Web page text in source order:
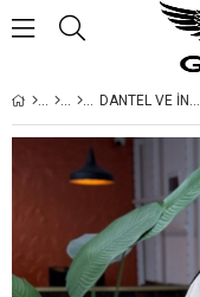
DANTEL VE İNCİ DETAYLI İKİLİ BÜYÜK BEDEN TAKIM